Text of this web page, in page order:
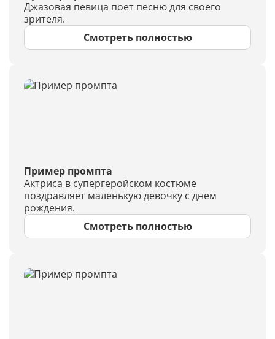
Джазовая певица поет песню для своего
зрителя.
Смотреть полностью
Пример промпта
Актриса в супергеройском костюме
поздравляет маленькую девочку с днем
рождения.
Смотреть полностью